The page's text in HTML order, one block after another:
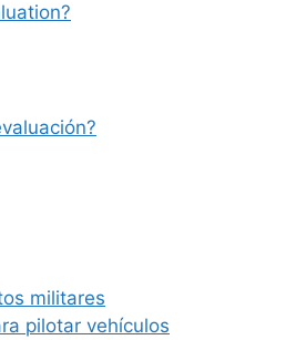
militares
pilotar vehículos